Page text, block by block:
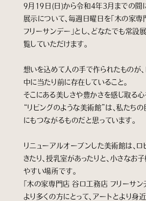
9月19日(日)から令和4年3月までの間
展示について、毎週日曜日を「木の家
フリーサンデー」とし、どなたでも常設
覧していただけます。
想いを込めて人の手で作られたものが
中に当たり前に存在していること。
そこにある美しさや豊かさを感じ取る心
“リビングのような美術館”は、私たちの
にもつながるものだと思っています。
リニューアルオープンした美術館は、
きたり、授乳室があったりと、小さなお
やすい場所です。
「木の家専門店 谷口工務店 フリーサン
より多くの方にとって、アートとより身